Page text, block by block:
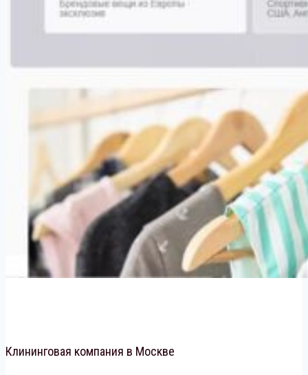
Клининговая компания в Москве